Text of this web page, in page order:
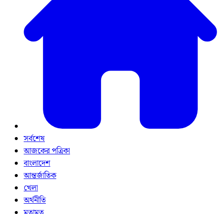
সর্বশেষ
আজকের পত্রিকা
বাংলাদেশ
আন্তর্জাতিক
খেলা
অর্থনীতি